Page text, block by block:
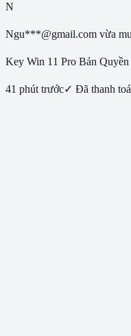
N
Ngu***@gmail.com vừa
Key Win 11 Pro Bản
41 phút trước✓ Đã thanh